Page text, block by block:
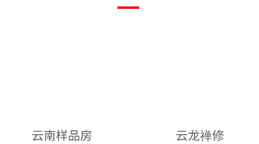
云南样品房 云龙禅修